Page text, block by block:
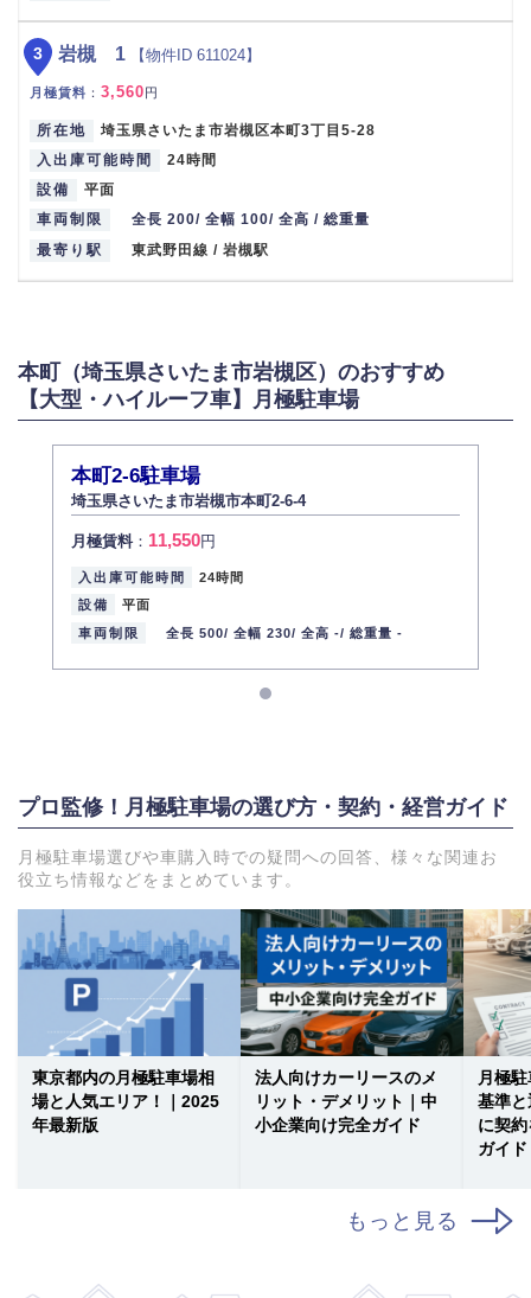
岩槻 1 【物件ID 611024】
月極賃料 ： 3,560 円
所在地
埼玉県さいたま市岩槻区本町3丁目5-28
入出庫可能時間
24時間
設備
平面
車両制限
全長 200/ 全幅 100/ 全高 / 総重量
最寄り駅
東武野田線 / 岩槻駅
3
本町（埼玉県さいたま市岩槻区）のおすすめ
【大型・ハイルーフ車】月極駐車場
本町2-6駐車場
埼玉県さいたま市岩槻市本町2-6-4
月極賃料： 11,550円
入出庫可能時間
24時間
設備
平面
車両制限
全長 500/ 全幅 230/ 全高 -/ 総重量 -
プロ監修！月極駐車場の選び方・契約・経営ガイド
月極駐車場選びや車購入時での疑問への回答、様々な関連お
役立ち情報などをまとめています。
東京都内の月極駐車場相
場と人気エリア！｜2025
年最新版
法人向けカーリースのメ
リット・デメリット｜中
小企業向け完全ガイド
月極
基準
に契
ガイド
もっと見る